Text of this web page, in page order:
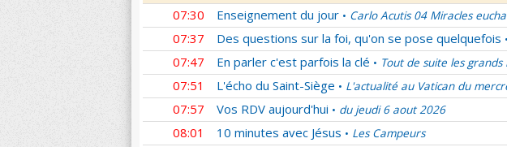
07:30 Enseignement du jour • Carlo Acutis 04 Miracles
07:37 Des questions sur la foi, qu'on se pose quelquefois •
07:47 En parler c'est parfois la clé • Tout de suite les grands
07:51 L'écho du Saint-Siège • L'actualité au Vatican du
07:57 Vos RDV aujourd'hui • du jeudi 6 aout 2026
08:01 10 minutes avec Jésus • Les Campeurs